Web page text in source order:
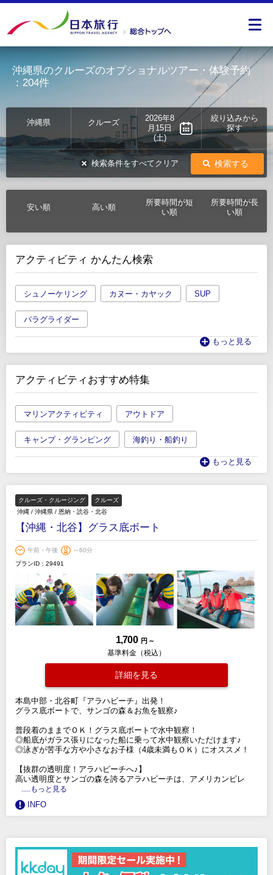
沖縄県のクルーズのオプショナルツアー・体験予約
：204件
沖縄県 クルーズ
2026年8
月15日
(土)
絞り込みから
探す
検索する
検索条件をすべてクリア
安い順 高い順
所要時間が短
い順
所要時間が長
い順
アクティビティ かんたん検索
シュノーケリング カヌー・カヤック SUP
パラグライダー
もっと見る
アクティビティおすすめ特集
マリンアクティビティ アウトドア
キャンプ・グランピング 海釣り・船釣り
もっと見る
クルーズ・クルージング
クルーズ
沖縄 / 沖縄県 / 恩納・読谷・北谷
【沖縄・北谷】グラス底ボート
午前・午後
～60分
プランID：29491
1,700 円 ～
基準料金（税込）
詳細を見る
本島中部・北谷町『アラハビーチ』出発！
グラス底ボートで、サンゴの森＆お魚を観察♪
普段着のままでＯＫ！グラス底ボートで水中観察！
◎船底がガラス張りになった船に乗って水中観察いただけます♪
◎泳ぎが苦手な方や小さなお子様（4歳未満もＯＫ）にオススメ！
【抜群の透明度！アラハビーチへ♪】
高い透明度とサンゴの森を誇るアラハビーチは、アメリカンビレ
.....もっと見る
INFO